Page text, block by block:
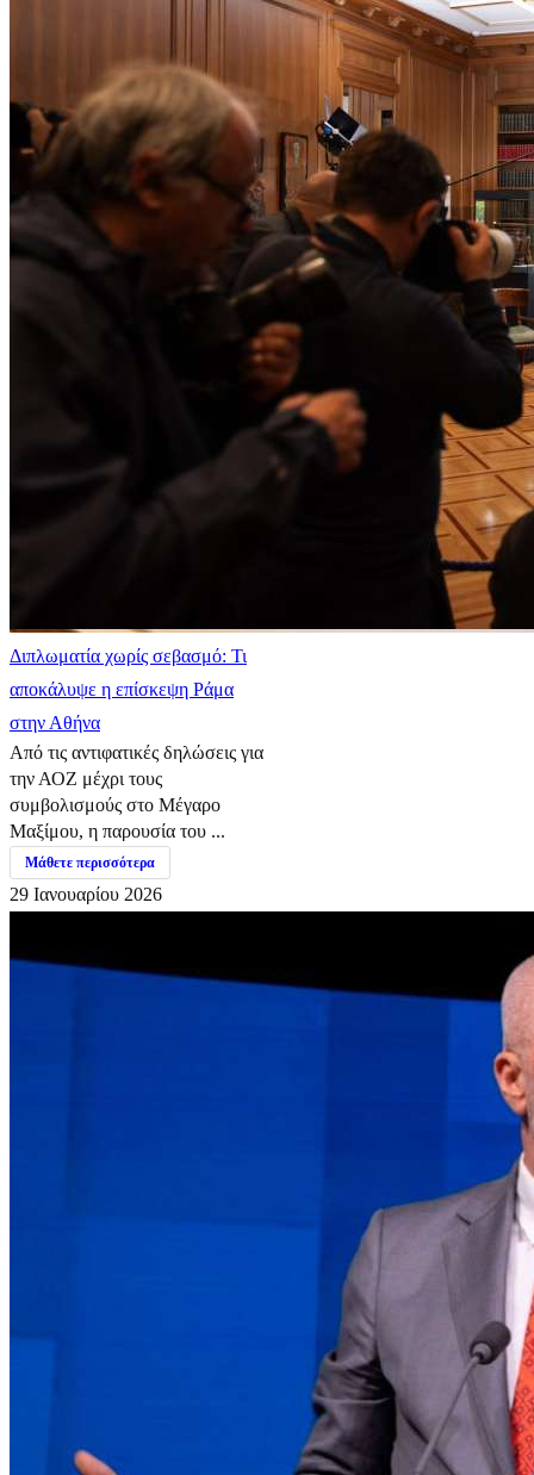
Διπλωματία χωρίς σεβασμό: Τι
αποκάλυψε η επίσκεψη Ράμα
στην Αθήνα
Από τις αντιφατικές δηλώσεις για
την ΑΟΖ μέχρι τους
συμβολισμούς στο Μέγαρο
Μαξίμου, η παρουσία του ...
Μάθετε περισσότερα
29 Ιανουαρίου 2026